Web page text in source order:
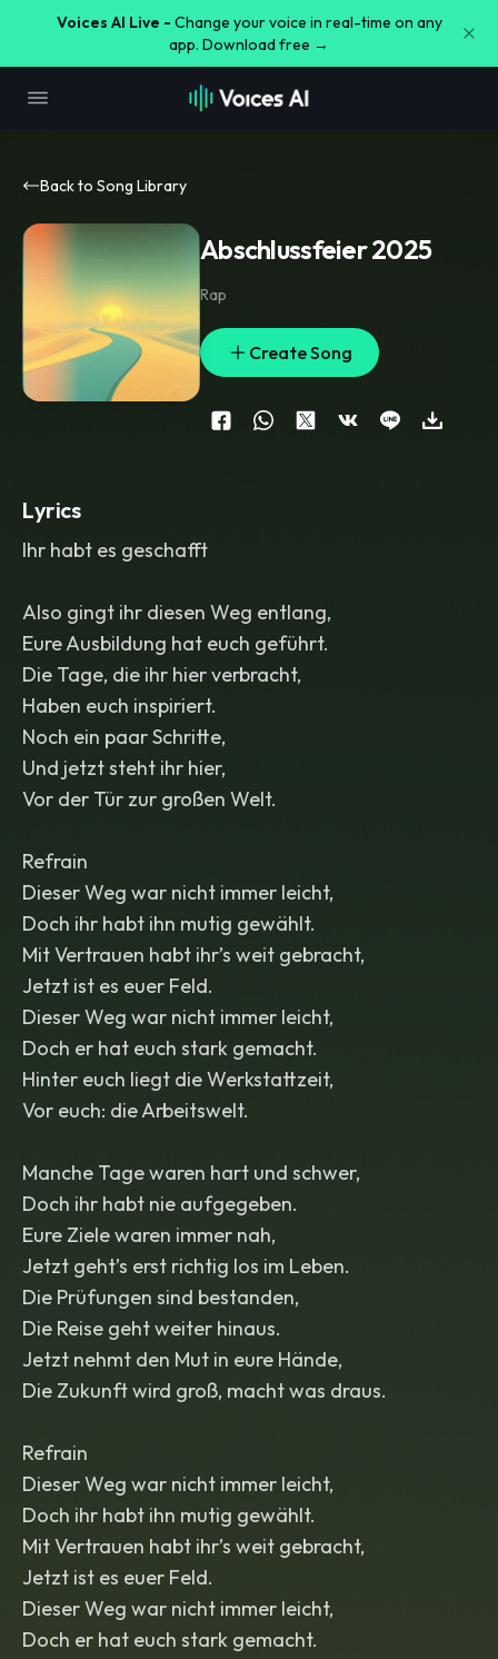
Voices AI Live - Change your voice in real-time on any
app. Download free →
Back to Song Library
Abschlussfeier 2025
Rap
Create Song
Lyrics
Ihr habt es geschafft
Also gingt ihr diesen Weg entlang,
Eure Ausbildung hat euch geführt.
Die Tage, die ihr hier verbracht,
Haben euch inspiriert.
Noch ein paar Schritte,
Und jetzt steht ihr hier,
Vor der Tür zur großen Welt.
Refrain
Dieser Weg war nicht immer leicht,
Doch ihr habt ihn mutig gewählt.
Mit Vertrauen habt ihr’s weit gebracht,
Jetzt ist es euer Feld.
Dieser Weg war nicht immer leicht,
Doch er hat euch stark gemacht.
Hinter euch liegt die Werkstattzeit,
Vor euch: die Arbeitswelt.
Manche Tage waren hart und schwer,
Doch ihr habt nie aufgegeben.
Eure Ziele waren immer nah,
Jetzt geht’s erst richtig los im Leben.
Die Prüfungen sind bestanden,
Die Reise geht weiter hinaus.
Jetzt nehmt den Mut in eure Hände,
Die Zukunft wird groß, macht was draus.
Refrain
Dieser Weg war nicht immer leicht,
Doch ihr habt ihn mutig gewählt.
Mit Vertrauen habt ihr’s weit gebracht,
Jetzt ist es euer Feld.
Dieser Weg war nicht immer leicht,
Doch er hat euch stark gemacht.